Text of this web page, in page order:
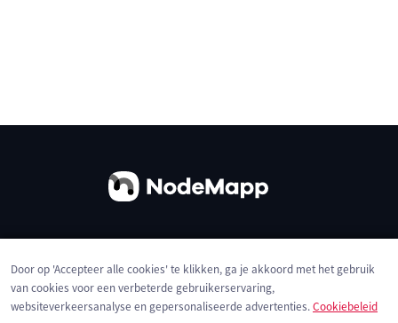
Privacybeleid Cookies
Door op 'Accepteer alle cookies' te klikken, ga je akkoord met het gebruik
van cookies voor een verbeterde gebruikerservaring,
websiteverkeersanalyse en gepersonaliseerde advertenties.Cookiebeleid